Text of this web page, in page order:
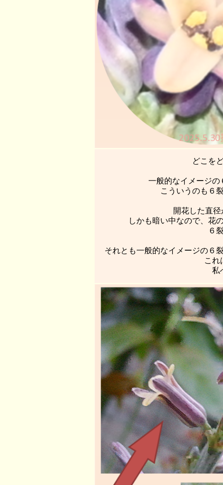
どこを
一般的なイメージの
こういうのも６
開花した直
しかも暗い中なので、花
６
それとも一般的なイメージの６
これ
私